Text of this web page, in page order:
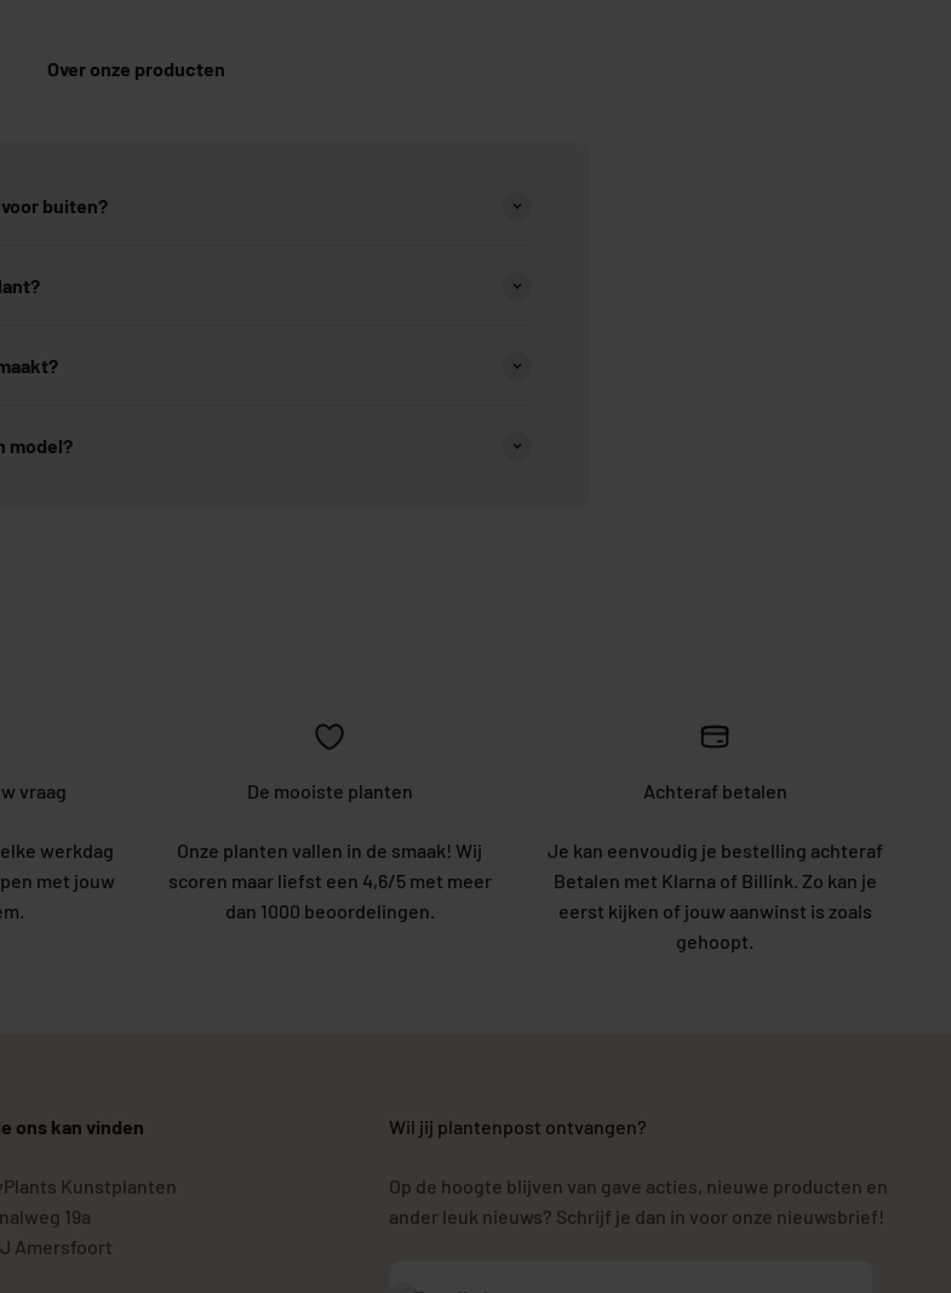
Over onze producten
buiten?
model?
vraag
werkdag
met jouw
De mooiste planten
Onze planten vallen in de smaak! Wij
scoren maar liefst een 4,6/5 met meer
dan 1000 beoordelingen.
Achteraf betalen
Je kan eenvoudig je bestelling achteraf
Betalen met Klarna of Billink. Zo kan je
eerst kijken of jouw aanwinst is zoals
gehoopt.
ons kan vinden
Kunstplanten
19a
Amersfoort
Wil jij plantenpost ontvangen?
Op de hoogte blijven van gave acties, nieuwe producten en
ander leuk nieuws? Schrijf je dan in voor onze nieuwsbrief!